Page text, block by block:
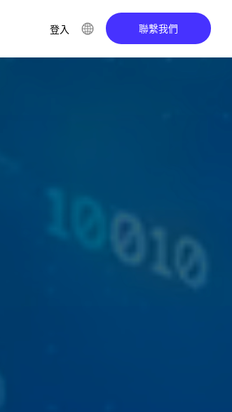
登入 聯繫我們